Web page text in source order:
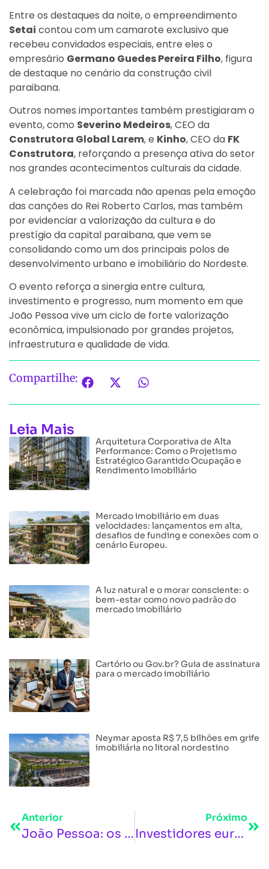
Entre os destaques da noite, o empreendimento
Setai contou com um camarote exclusivo que
recebeu convidados especiais, entre eles o
empresário Germano Guedes Pereira Filho, figura
de destaque no cenário da construção civil
paraibana.
Outros nomes importantes também prestigiaram o
evento, como Severino Medeiros, CEO da
Construtora Global Larem, e Kinho, CEO da FK
Construtora, reforçando a presença ativa do setor
nos grandes acontecimentos culturais da cidade.
A celebração foi marcada não apenas pela emoção
das canções do Rei Roberto Carlos, mas também
por evidenciar a valorização da cultura e do
prestígio da capital paraibana, que vem se
consolidando como um dos principais polos de
desenvolvimento urbano e imobiliário do Nordeste.
O evento reforça a sinergia entre cultura,
investimento e progresso, num momento em que
João Pessoa vive um ciclo de forte valorização
econômica, impulsionado por grandes projetos,
infraestrutura e qualidade de vida.
Compartilhe:
Leia Mais
Arquitetura Corporativa de Alta
Performance: Como o Projetismo
Estratégico Garantido Ocupação e
Rendimento Imobiliário
Mercado imobiliário em duas
velocidades: lançamentos em alta,
desafios de funding e conexões com o
cenário Europeu.
A luz natural e o morar consciente: o
bem-estar como novo padrão do
mercado imobiliário
Cartório ou Gov.br? Guia de assinatura
para o mercado imobiliário
Neymar aposta R$ 7,5 bilhões em grife
imobiliária no litoral nordestino
Anterior
João Pessoa: os 5 bairros que mais se valorizaram nos últimos anos e por que eles encantam
Próximo
Investidores europeus negociam instalação de hotéis no Centro Histórico de João Pessoa